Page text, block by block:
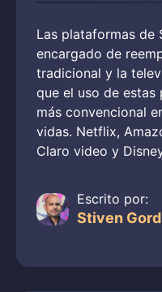
Las plataformas de
encargado de
tradicional y la
que el uso de
más convencional
vidas. Netflix,
Claro video y
Escrito por:
Stiven